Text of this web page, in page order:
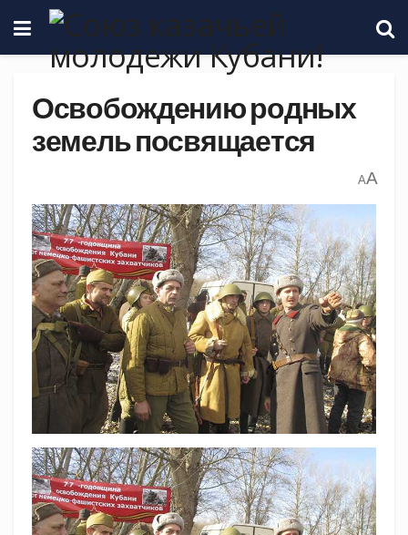
Освобождению родных
земель посвящается
AA